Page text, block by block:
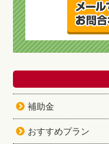
補助金
おすすめプラン